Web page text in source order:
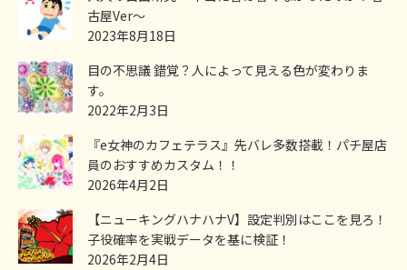
古屋Ver～
2023年8月18日
目の不思議 錯覚？人によって見える色が変わりま
す。
2022年2月3日
『e女神のカフェテラス』先バレ多数搭載！パチ屋店
員のおすすめカスタム！！
2026年4月2日
【ニューキングハナハナV】設定判別はここを見ろ！
子役確率を実戦データを基に検証！
2026年2月4日